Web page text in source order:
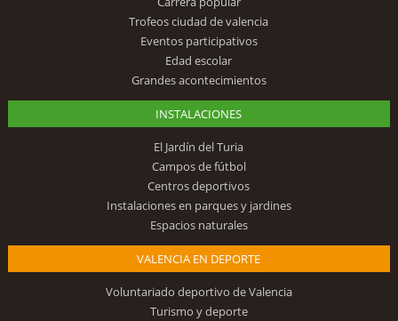
Trofeos ciudad de valencia
Eventos participativos
Edad escolar
Grandes acontecimientos
INSTALACIONES
El Jardín del Turia
Campos de fútbol
Centros deportivos
Instalaciones en parques y jardines
Espacios naturales
VALENCIA EN DEPORTE
Voluntariado deportivo de Valencia
Turismo y deporte